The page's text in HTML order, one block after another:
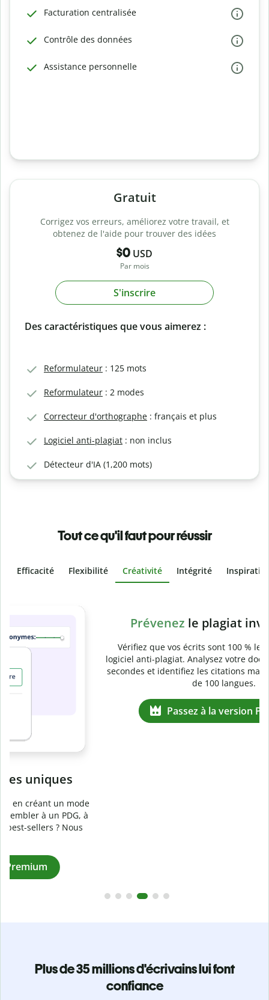
Facturation centralisée
Contrôle des données
Assistance personnelle
Gratuit
Corrigez vos erreurs, améliorez votre travail, et
obtenez de l'aide pour trouver des idées
$0 USD
Par mois
S'inscrire
Des caractéristiques que vous aimerez :
Reformulateur : 125 mots
Reformulateur : 2 modes
Correcteur d'orthographe : français et plus
Logiciel anti-plagiat : non inclus
Détecteur d'IA (1,200 mots)
Tout ce qu'il faut pour réussir
Efficacité Flexibilité Créativité Intégrité
Prévenez
Vérifiez que vos écrits sont 100 % les vôtres grâce au
logiciel anti-plagiat. Analysez votre document en quelques
secondes et identifiez les citations manquantes dans plus
Plus de 35 millions d'écrivains lui font
confiance